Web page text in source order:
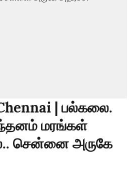
| பல்கலை.
மரங்கள்
சென்னை அருகே